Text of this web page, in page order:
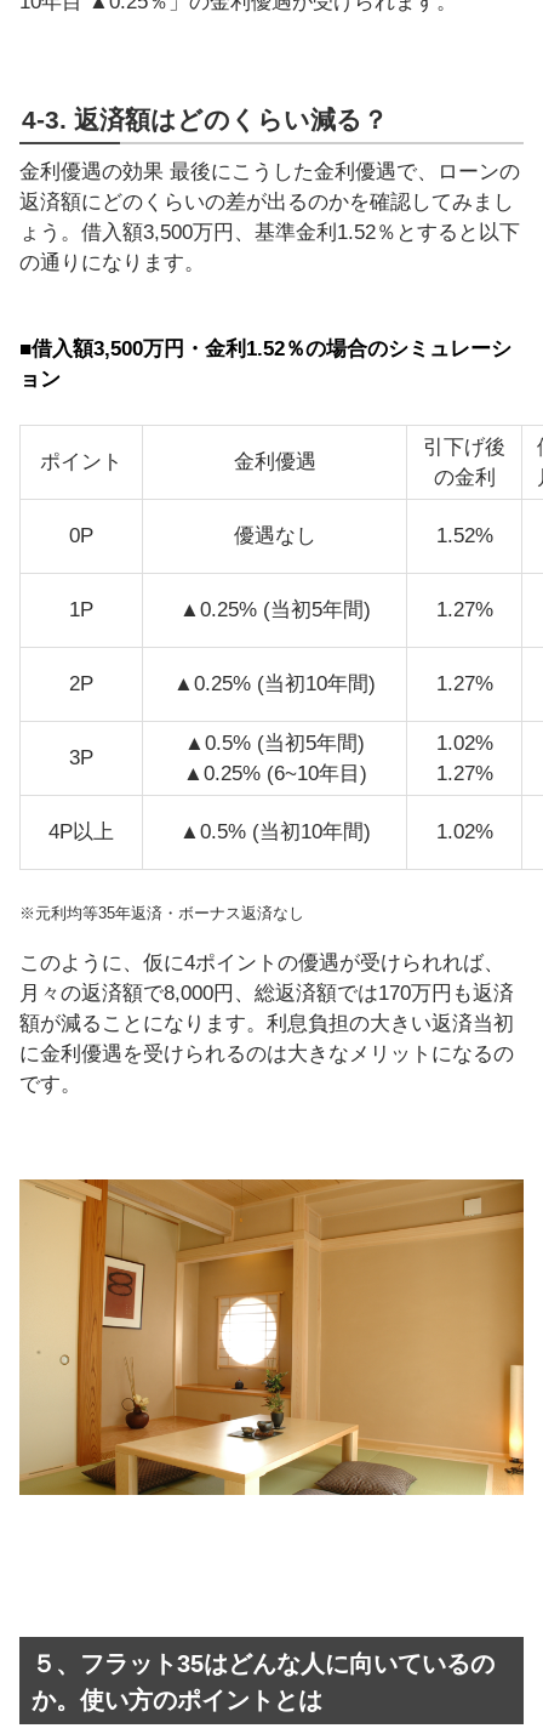
4-3. 返済額はどのくらい減る？
金利優遇の効果 最後にこうした金利優遇で、ローンの
返済額にどのくらいの差が出るのかを確認してみまし
ょう。借入額3,500万円、基準金利1.52％とすると以下
の通りになります。
■借入額3,500万円・金利1.52％の場合のシミュレーシ
ョン
ポイント 金利優遇
引下げ後
の金利
0P 優遇なし 1.52%
1P ▲0.25% (当初5年間) 1.27%
2P ▲0.25% (当初10年間) 1.27%
3P
▲0.5% (当初5年間)
▲0.25% (6~10年目)
1.02%
1.27%
4P以上 ▲0.5% (当初10年間) 1.02%
※元利均等35年返済・ボーナス返済なし
このように、仮に4ポイントの優遇が受けられれば、
月々の返済額で8,000円、総返済額では170万円も返済
額が減ることになります。利息負担の大きい返済当初
に金利優遇を受けられるのは大きなメリットになるの
です。
５、フラット35はどんな人に向いているの
か。使い方のポイントとは